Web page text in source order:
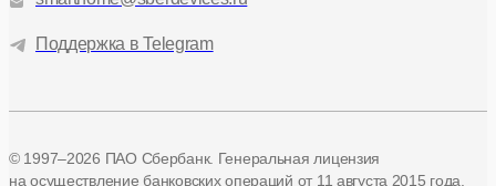
Поддержка в Telegram
© 1997–2026 ПАО Сбербанк. Генеральная лицензия
на осуществление банковских операций от 11 августа 2015 года.